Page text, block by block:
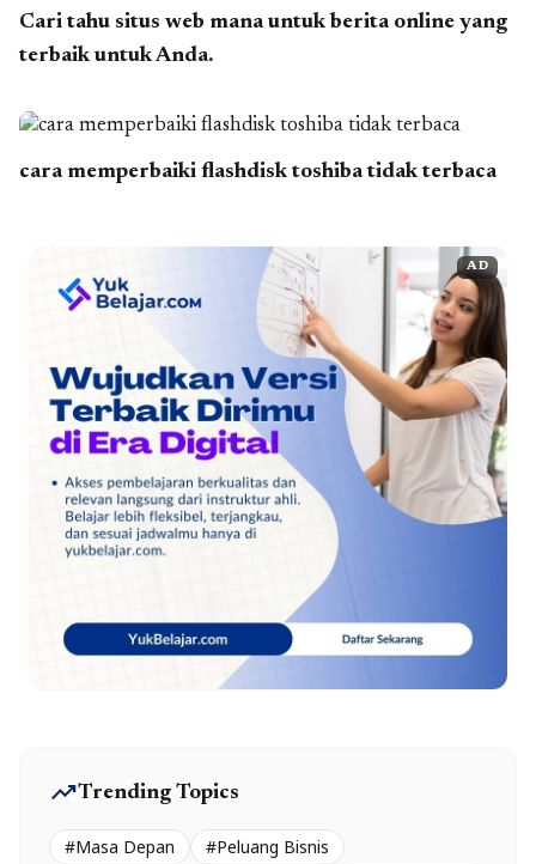
Cari tahu situs web mana untuk berita online yang
terbaik untuk Anda.
cara memperbaiki flashdisk toshiba tidak terbaca
AD
trending_upTrending Topics
#Masa Depan
#Peluang Bisnis